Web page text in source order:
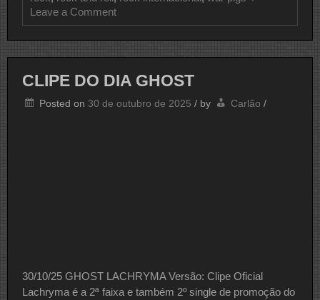
Leave a Commenton
CLIPE
BLACK
CLIPE DO DIA GHOST
Posted on 30 de outubro de 2025 / by Carlão /
30/10/25 GHOST LACHRYMA Versão: Clipe Oficial
Lachryma é a 2ª faixa e também 2º single de promoção do